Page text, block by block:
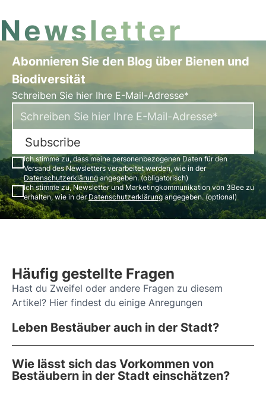
Newsletter
Abonnieren Sie den Blog über Bienen und
Biodiversität
Schreiben Sie hier Ihre E-Mail-Adresse*
Subscribe
Ich stimme zu, dass meine personenbezogenen Daten für den
Versand des Newsletters verarbeitet werden, wie in der
Datenschutzerklärungangegeben. (obligatorisch)
Ich stimme zu, Newsletter und Marketingkommunikation von 3Bee zu
erhalten, wie in derDatenschutzerklärungangegeben. (optional)
Häufig gestellte Fragen
Hast du Zweifel oder andere Fragen zu diesem
Artikel? Hier findest du einige Anregungen
Leben Bestäuber auch in der Stadt?
Wie lässt sich das Vorkommen von
Bestäubern in der Stadt einschätzen?